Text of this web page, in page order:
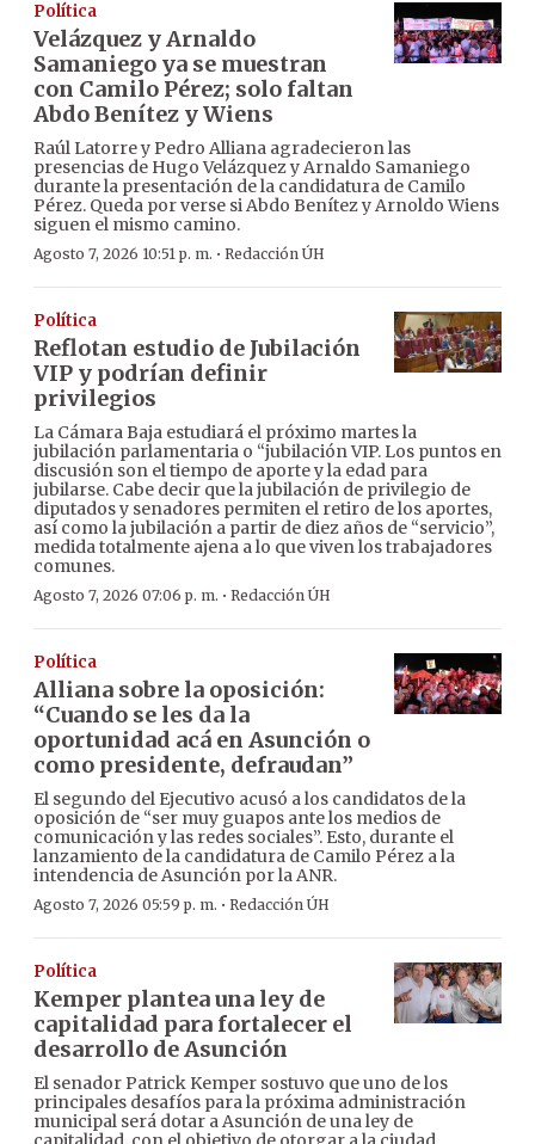
Política
Velázquez y Arnaldo
Samaniego ya se muestran
con Camilo Pérez; solo faltan
Abdo Benítez y Wiens
Raúl Latorre y Pedro Alliana agradecieron las
presencias de Hugo Velázquez y Arnaldo Samaniego
durante la presentación de la candidatura de Camilo
Pérez. Queda por verse si Abdo Benítez y Arnoldo Wiens
siguen el mismo camino.
Agosto 7, 2026 10:51 p. m. · Redacción ÚH
Política
Reflotan estudio de Jubilación
VIP y podrían definir
privilegios
La Cámara Baja estudiará el próximo martes la
jubilación parlamentaria o “jubilación VIP. Los puntos en
discusión son el tiempo de aporte y la edad para
jubilarse. Cabe decir que la jubilación de privilegio de
diputados y senadores permiten el retiro de los aportes,
así como la jubilación a partir de diez años de “servicio”,
medida totalmente ajena a lo que viven los trabajadores
comunes.
Agosto 7, 2026 07:06 p. m. · Redacción ÚH
Política
Alliana sobre la oposición:
“Cuando se les da la
oportunidad acá en Asunción o
como presidente, defraudan”
El segundo del Ejecutivo acusó a los candidatos de la
oposición de “ser muy guapos ante los medios de
comunicación y las redes sociales”. Esto, durante el
lanzamiento de la candidatura de Camilo Pérez a la
intendencia de Asunción por la ANR.
Agosto 7, 2026 05:59 p. m. · Redacción ÚH
Política
Kemper plantea una ley de
capitalidad para fortalecer el
desarrollo de Asunción
El senador Patrick Kemper sostuvo que uno de los
principales desafíos para la próxima administración
municipal será dotar a Asunción de una ley de